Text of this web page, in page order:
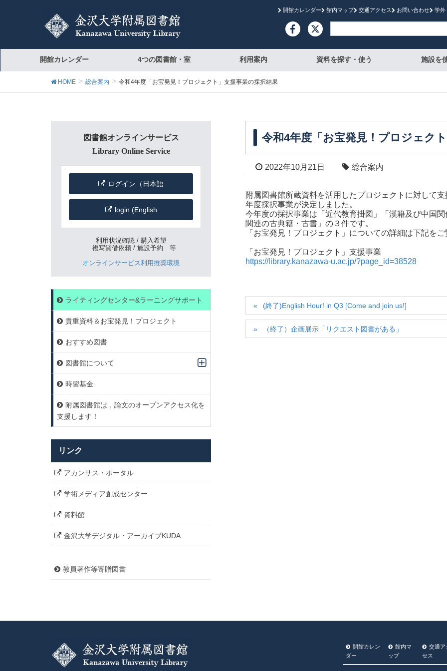
開館カレンダー 館内マップ 交通アクセス お問い合わせ 学外

開館カレンダー 4つの図書館・室 利用案内 資料を探す・使う 施設を
HOME 総合案内 令和4年度「お宝発見！プロジェクト」支援事業の採択結果
令和4年度「お宝発見！プロジェク
2022年10月21日 総合案内
附属図書館所蔵資料を活用したプロジェクトに対して
年度採択事業が決定しました。
今年度の採択事業は「近代教育掛図」「漢籍及び中国
関連の古典籍・古書」の３件です。
「お宝発見！プロジェクト」についての詳細は下記をご
「お宝発見！プロジェクト」支援事業
https://library.kanazawa-u.ac.jp/?page_id=38528
(終了)English Hour! in Q3 [Come and join us!]
（終了）企画展示「リクエスト図書がある」
図書館オンラインサービス
Library Online Service
ログイン（日本語
login (English
利用状況確認 / 購入希望
複写貸借依頼 / 施設予約 等
オンラインサービス利用推奨環境
ライティングセンター&ラーニングサポート
貴重資料＆お宝発見！プロジェクト
おすすめ図書
図書館について
時習基金
附属図書館は，論文のオープンアクセス化を
支援します！
リンク
アカンサス・ポータル
学術メディア創成センター
資料館
金沢大学デジタル・アーカイブKUDA
教員著作等寄贈図書
開館カレン
ダー
館内マ
ップ
交通ア
セス